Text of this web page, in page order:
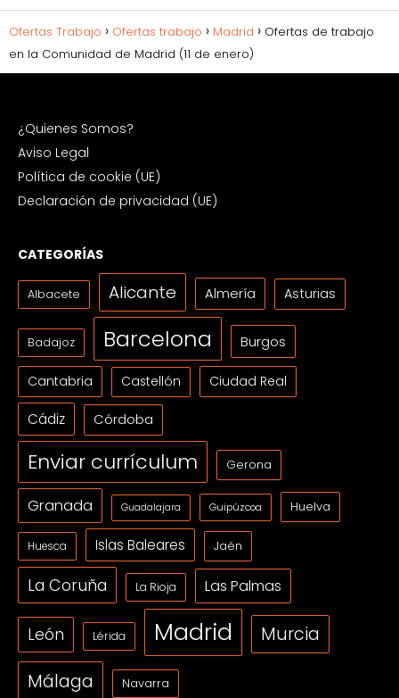
Ofertas Trabajo Ofertas trabajo Madrid
Ofertas de trabajo
en la Comunidad de Madrid (11 de enero)
¿Quienes Somos?
Aviso Legal
Política de cookie (UE)
Declaración de privacidad (UE)
CATEGORÍAS
Albacete Alicante Almería Asturias
Badajoz Barcelona Burgos
Cantabria Castellón Ciudad Real
Cádiz Córdoba
Enviar currículum Gerona
Granada Guadalajara Guipúzcoa Huelva
Huesca Islas Baleares Jaén
La Coruña La Rioja Las Palmas
León Lérida Madrid Murcia
Málaga Navarra